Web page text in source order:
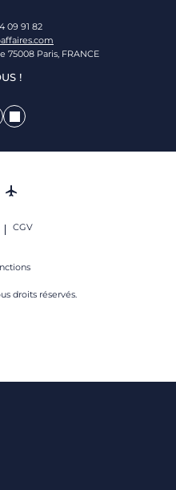
09 91 82
75008 Paris, FRANCE
!
CGV
droits réservés.